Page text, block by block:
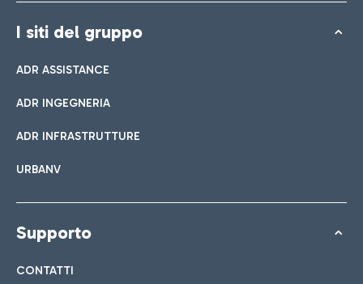
I siti del gruppo
ADR ASSISTANCE
ADR INGEGNERIA
ADR INFRASTRUTTURE
URBANV
Supporto
CONTATTI